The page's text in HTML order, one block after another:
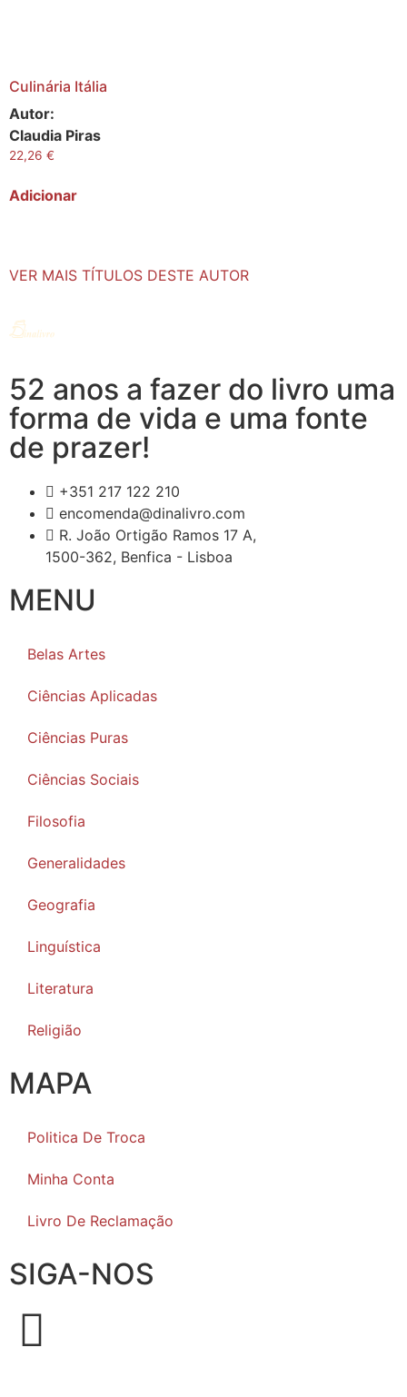
Culinária Itália
Autor:
Claudia Piras
22,26 €
Adicionar
VER MAIS TÍTULOS DESTE AUTOR
52 anos a fazer do livro uma
forma de vida e uma fonte
de prazer!
+351 217 122 210
encomenda@dinalivro.com
R. João Ortigão Ramos 17 A,
1500-362, Benfica - Lisboa
MENU
Belas Artes
Ciências Aplicadas
Ciências Puras
Ciências Sociais
Filosofia
Generalidades
Geografia
Linguística
Literatura
Religião
MAPA
Politica De Troca
Minha Conta
Livro De Reclamação
SIGA-NOS